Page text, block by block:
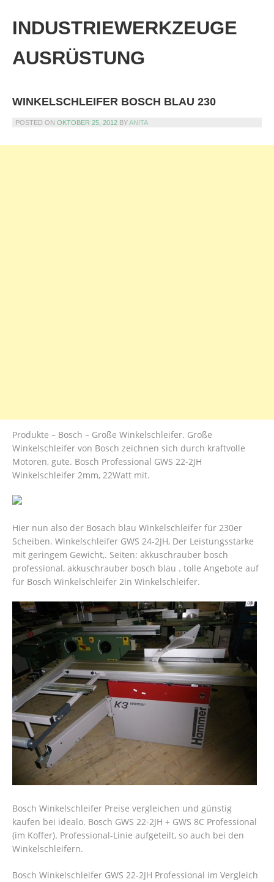
content
INDUSTRIEWERKZEUGE
AUSRÜSTUNG
WINKELSCHLEIFER BOSCH BLAU 230
POSTED ON OKTOBER 25, 2012 BYANITA
Produkte – Bosch – Große Winkelschleifer. Große
Winkelschleifer von Bosch zeichnen sich durch kraftvolle
Motoren, gute. Bosch Professional GWS 22-2JH
Winkelschleifer 2mm, 22Watt mit.
Hier nun also der Bosach blau Winkelschleifer für 230er
Scheiben. Winkelschleifer GWS 24-2JH, Der Leistungsstarke
mit geringem Gewicht,. Seiten: akkuschrauber bosch
professional, akkuschrauber bosch blau . tolle Angebote auf
für Bosch Winkelschleifer 2in Winkelschleifer.
Bosch Winkelschleifer Preise vergleichen und günstig
kaufen bei idealo. Bosch GWS 22-2JH + GWS 8C Professional
(im Koffer). Professional-Linie aufgeteilt, so auch bei den
Winkelschleifern.
Bosch Winkelschleifer GWS 22-2JH Professional im Vergleich